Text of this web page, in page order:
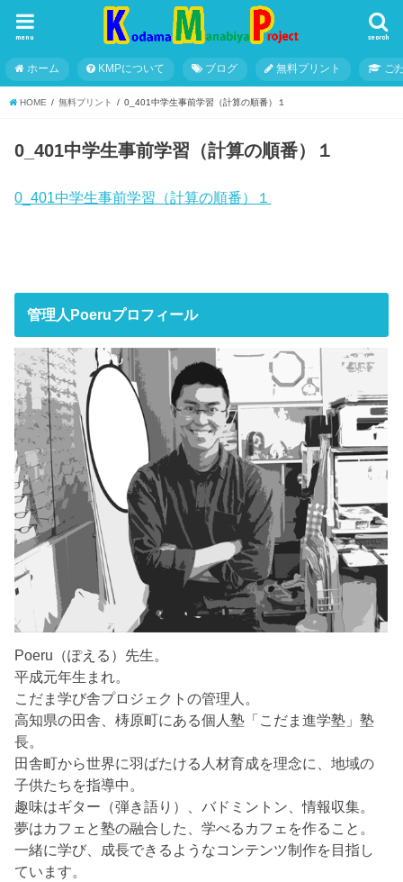
search
menu
ホーム KMPについて ブログ 無料プリント こ
HOME 無料プリント 0_401中学生事前学習（計算の順番）１
0_401中学生事前学習（計算の順番）１
0_401中学生事前学習（計算の順番）１
管理人Poeruプロフィール
Poeru（ぽえる）先生。
平成元年生まれ。
こだま学び舎プロジェクトの管理人。
高知県の田舎、梼原町にある個人塾「こだま進学塾」塾
長。
田舎町から世界に羽ばたける人材育成を理念に、地域の
子供たちを指導中。
趣味はギター（弾き語り）、バドミントン、情報収集。
夢はカフェと塾の融合した、学べるカフェを作ること。
一緒に学び、成長できるようなコンテンツ制作を目指し
ています。